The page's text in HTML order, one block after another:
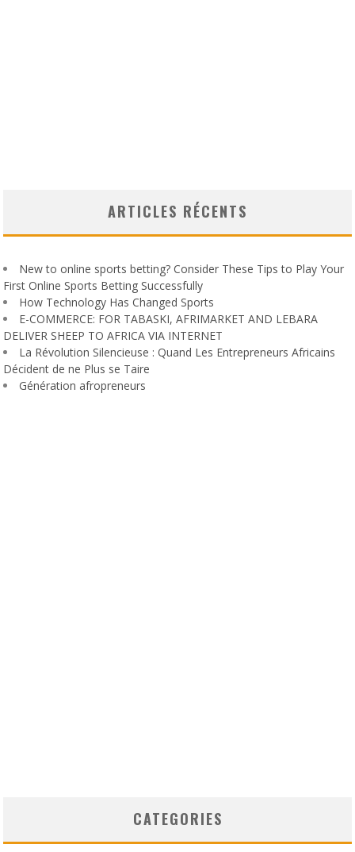
ARTICLES RÉCENTS
New to online sports betting? Consider These Tips to Play Your
First Online Sports Betting Successfully
How Technology Has Changed Sports
E-COMMERCE: FOR TABASKI, AFRIMARKET AND LEBARA
DELIVER SHEEP TO AFRICA VIA INTERNET
La Révolution Silencieuse : Quand Les Entrepreneurs Africains
Décident de ne Plus se Taire
Génération afropreneurs
CATEGORIES